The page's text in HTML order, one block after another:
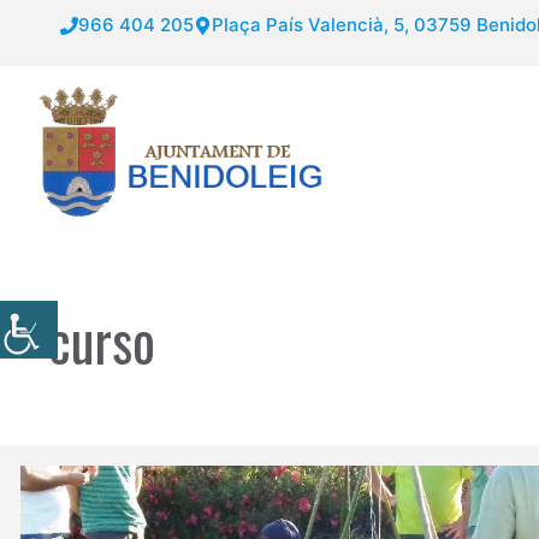
966 404 205 Plaça País Valencià, 5, 03759
curso